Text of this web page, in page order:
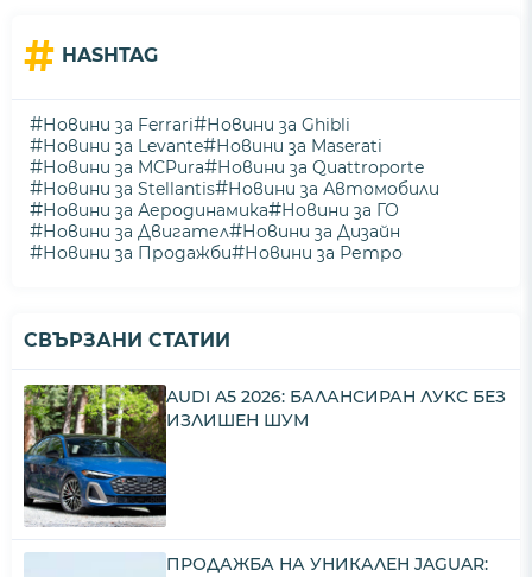
# HASHTAG
#Новини за Ferrari#Новини за Ghibli
#Новини за Levante#Новини за Maserati
#Новини за MCPura#Новини за Quattroporte
#Новини за Stellantis#Новини за Автомобили
#Новини за Аеродинамика#Новини за ГО
#Новини за Двигател#Новини за Дизайн
#Новини за Продажби#Новини за Ретро
СВЪРЗАНИ СТАТИИ
AUDI A5 2026: БАЛАНСИРАН ЛУКС БЕЗ
ИЗЛИШЕН ШУМ
ПРОДАЖБА НА УНИКАЛЕН JAGUAR: